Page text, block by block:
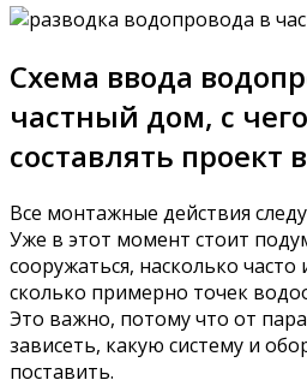
Схема ввода
частный дом, с
составлять проект
Все монтажные действия
Уже в этот момент стоит
сооружаться, насколько часто
сколько примерно точек
Это важно, потому что от
зависеть, какую систему и
поставить.